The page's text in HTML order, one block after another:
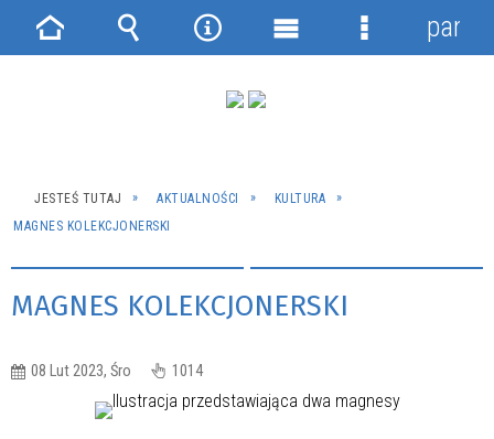
JESTEŚ TUTAJ AKTUALNOŚCI
KULTURA
MAGNES KOLEKCJONERSKI
MAGNES KOLEKCJONERSKI
08 Lut 2023, Śro 1014
Strona Wyszukiwarka
NarzędziaMenu
Menu
panel